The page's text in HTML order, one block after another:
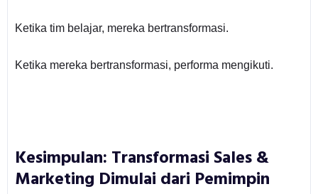
Ketika tim belajar, mereka bertransformasi.
Ketika mereka bertransformasi, performa mengikuti.
Kesimpulan: Transformasi Sales &
Marketing Dimulai dari Pemimpin